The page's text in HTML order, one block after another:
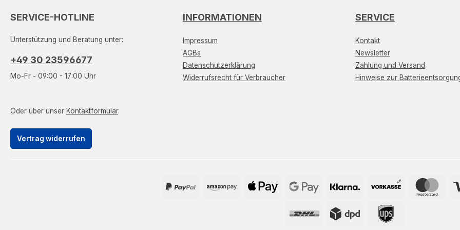
SERVICE-HOTLINE
Unterstützung und Beratung unter:
+49 30 23596677
Mo-Fr - 09:00 - 17:00 Uhr
Oder über unser Kontaktformular.
Vertrag widerrufen
INFORMATIONEN
Impressum
AGBs
Datenschutzerklärung
Widerrufsrecht für Verbraucher
SERVICE
Kontakt
Newsletter
Zahlung und Versand
Hinweise zur